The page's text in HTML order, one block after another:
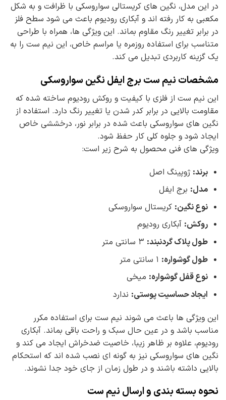
در این مدل، نگین های کریستالی سواروسکی با ظرافت و به شکل
مکعبی به کار رفته اند و آبکاری رودیوم باعث می شود سطح فلز
در برابر تغییر رنگ مقاوم بماند. این ویژگی ها، همراه با طراحی
متناسب برای استفاده روزمره یا مراسم خاص، این نیم ست را به
یک گزینه کاربردی تبدیل می کند.
مشخصات نیم ست برج ایفل نگین سواروسکی
این نیم ست از فلزی با کیفیت و روکش رودیوم ساخته شده که
مقاومت بالایی در برابر کدر شدن یا تغییر رنگ دارد. استفاده از
نگین های سواروسکی باعث شده در برابر نور، درخششی خاص
ایجاد شود و جلوه کلی کار حفظ شود.
ویژگی های فنی محصول به شرح زیر است:
برند: ژوپینگ اصل
مدل: برج ایفل
نوع نگین: کریستال سواروسکی
روکش: آبکاری رودیوم
طول پلاک گردنبند:
طول گوشواره:
نوع قفل گوشواره: میخی
ایجاد حساسیت پوستی: ندارد
این ویژگی ها باعث می شوند نیم ست برای استفاده مکرر
مناسب باشد و در عین حال سبک و راحت باقی بماند. آبکاری
رودیوم، علاوه بر ظاهر زیبا، خاصیت ضدخراش ایجاد می کند و
نگین های سواروسکی نیز به گونه ای نصب شده اند که استحکام
بالایی داشته باشند و در طول زمان از جای خود جدا نشوند.
نحوه بسته بندی و ارسال نیم ست